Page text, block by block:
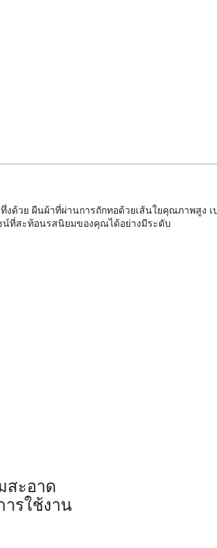
ย ผืนผ้าที่ผ่านการถักทอด้วยเส้นใยคุณภาพสูง เ
น์ที่สะท้อนรสนิยมของคุณได้อย่างมีระดับ
สะอาด
ารใช้งาน